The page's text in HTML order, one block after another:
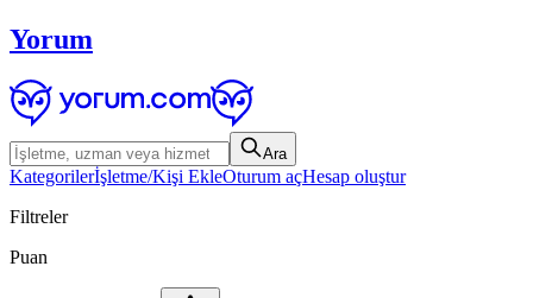
Yorum
Ara
Kategorilerİşletme/Kişi EkleOturum açHesap oluştur
Filtreler
Puan